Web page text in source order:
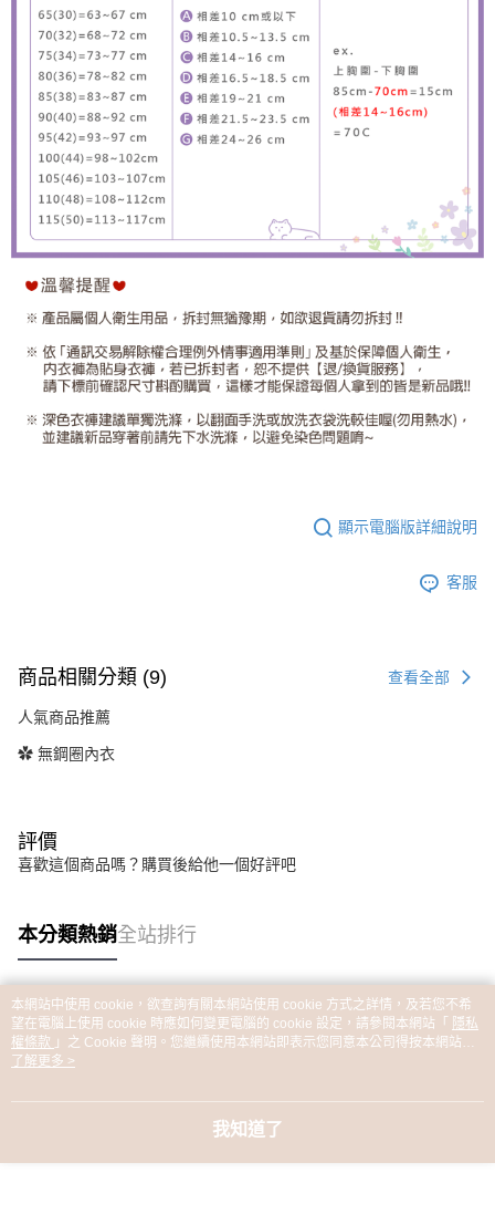
顯示電腦版詳細說明
客服
商品相關分類 (9) 查看全部
人氣商品推薦
✿ 無鋼圈內衣
評價
喜歡這個商品嗎？購買後給他一個好評吧
本分類熱銷全站排行
熱門標籤
本網站中使用 cookie，欲查詢有關本網站使用 cookie 方式之詳情，及若您不希
望在電腦上使用 cookie 時應如何變更電腦的 cookie 設定，請參閱本網站「 隱私
權條款 」之 Cookie 聲明。您繼續使用本網站即表示您同意本公司得按本網站使
用條款之 Cookie 聲明使用 cookie。
了解更多 >
我知道了